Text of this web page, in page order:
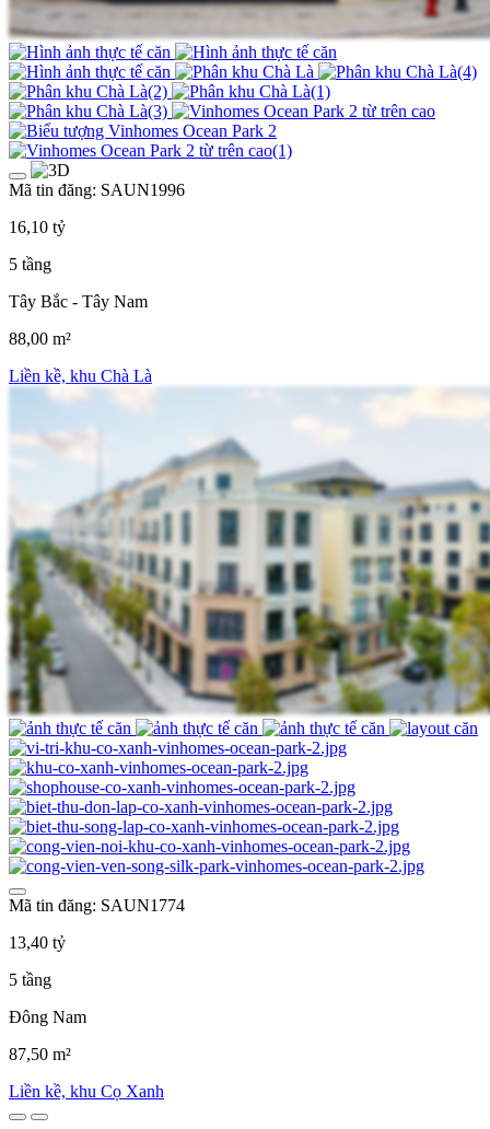
Mã tin đăng: SAUN1996
16,10 tỷ
5 tầng
Tây Bắc - Tây Nam
88,00 m²
Liền kề, khu Chà Là
Mã tin đăng: SAUN1774
13,40 tỷ
5 tầng
Đông Nam
87,50 m²
Liền kề, khu Cọ Xanh